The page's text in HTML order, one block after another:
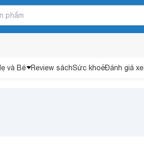
và Bé Review sáchSức khoẻĐánh giá xe